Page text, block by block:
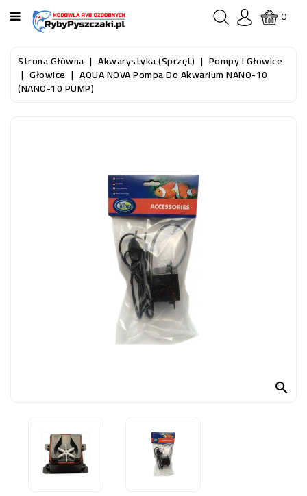
KATEGORIA
STRONA
GŁÓWNA
0
Strona Główna Akwarystyka (sprzęt) Pompy I Głowice
Głowice AQUA NOVA Pompa Do Akwarium NANO-10
(NANO-10 PUMP)
